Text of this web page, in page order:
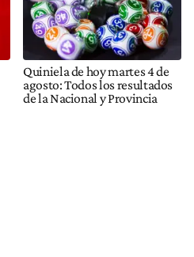
Quiniela de hoy martes 4 de
agosto: Todos los resultados
de la Nacional y Provincia